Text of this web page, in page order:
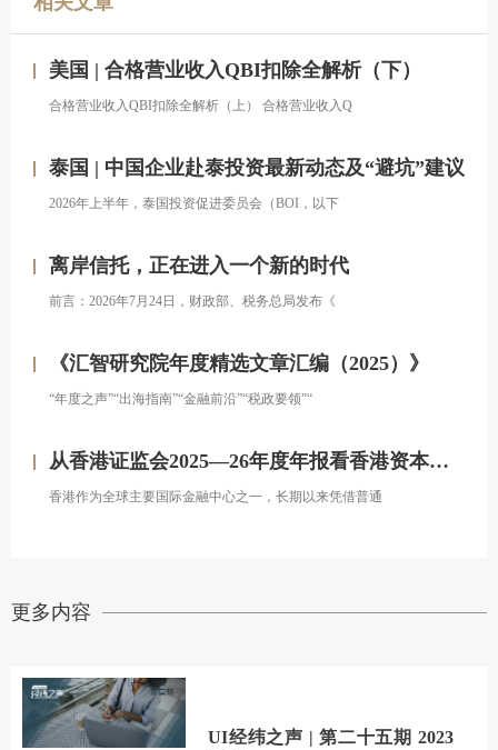
美国 | 合格营业收入QBI扣除全解析（下）
合格营业收入QBI扣除全解析（上） 合格营业收入Q
泰国 | 中国企业赴泰投资最新动态及“避坑”建议
2026年上半年，泰国投资促进委员会（BOI，以下
离岸信托，正在进入一个新的时代
前言：2026年7月24日，财政部、税务总局发布《
《汇智研究院年度精选文章汇编（2025）》
“年度之声”“出海指南”“金融前沿”“税政要领”“
从香港证监会2025—26年度年报看香港资本市场发展的新方向
香港作为全球主要国际金融中心之一，长期以来凭借普通
更多内容
UI经纬之声 | 第二十五期 2023